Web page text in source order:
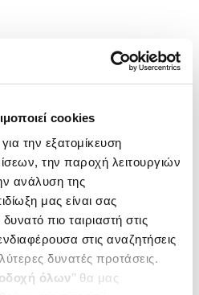
cookies
την εξατομίκευση
την παροχή λειτουργιών
ανάλυση της
μας είναι σας
πιο ταιριαστή στις
στις αναζητήσεις
δυνατές προτάσεις.
όλων’’ θα μας